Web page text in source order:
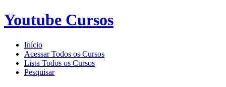
Youtube Cursos
Início
Acessar Todos os Cursos
Lista Todos os Cursos
Pesquisar